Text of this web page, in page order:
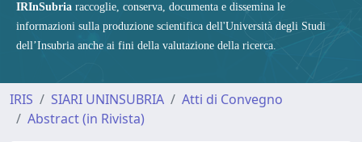
IRInSubria raccoglie, conserva, documenta e dissemina le
informazioni sulla produzione scientifica dell'Università degli Studi
dell’Insubria anche ai fini della valutazione della ricerca.
IRIS SIARI UNINSUBRIA
Atti di Convegno
Abstract (in Rivista)